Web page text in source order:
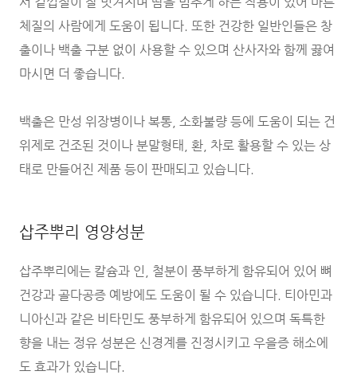
체질의 사람에게 도움이 됩니다. 또한 건강한 일반인들은 창
출이나 백출 구분 없이 사용할 수 있으며 산사자와 함께 끓여
마시면 더 좋습니다.
백출은 만성 위장병이나 복통, 소화불량 등에 도움이 되는 건
위제로 건조된 것이나 분말형태, 환, 차로 활용할 수 있는 상
태로 만들어진 제품 등이 판매되고 있습니다.
삽주뿌리 영양성분
삽주뿌리에는 칼슘과 인, 철분이 풍부하게 함유되어 있어 뼈
건강과 골다공증 예방에도 도움이 될 수 있습니다. 티아민과
니아신과 같은 비타민도 풍부하게 함유되어 있으며 독특한
향을 내는 정유 성분은 신경계를 진정시키고 우을증 해소에
도 효과가 있습니다.